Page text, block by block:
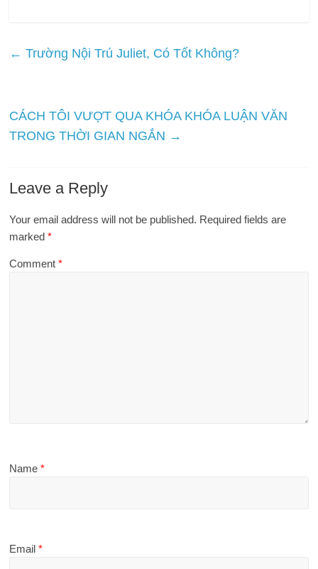
← Trường Nội Trú Juliet, Có Tốt Không?
CÁCH TÔI VƯỢT QUA KHÓA KHÓA LUẬN VĂN
TRONG THỜI GIAN NGẮN →
Leave a Reply
Your email address will not be published. Required fields are
marked*
Comment*
Name*
Email*